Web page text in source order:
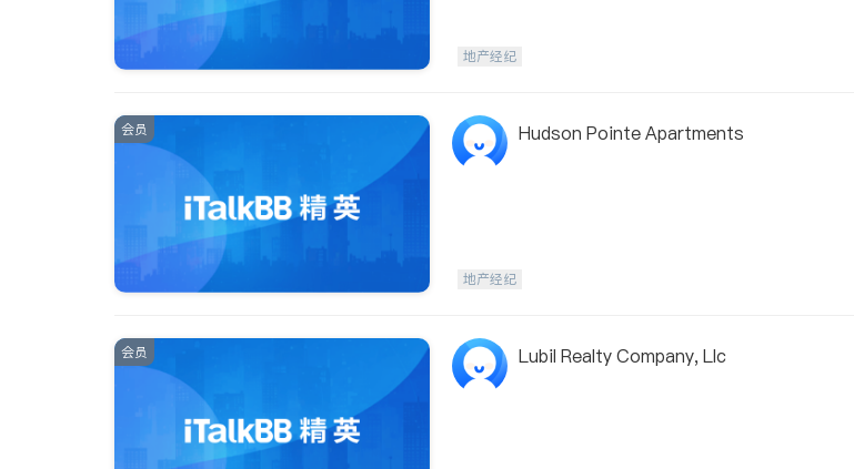
地产经纪
会员 Hudson Pointe Apartments
地产经纪
会员 Lubil Realty Company, Llc